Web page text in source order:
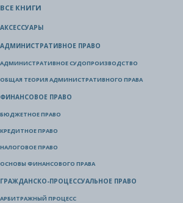
ВСЕ КНИГИ
АКСЕССУАРЫ
АДМИНИСТРАТИВНОЕ ПРАВО
АДМИНИСТРАТИВНОЕ СУДОПРОИЗВОДСТВО
ОБЩАЯ ТЕОРИЯ АДМИНИСТРАТИВНОГО ПРАВА
ФИНАНСОВОЕ ПРАВО
БЮДЖЕТНОЕ ПРАВО
КРЕДИТНОЕ ПРАВО
НАЛОГОВОЕ ПРАВО
ОСНОВЫ ФИНАНСОВОГО ПРАВА
ГРАЖДАНСКО-ПРОЦЕССУАЛЬНОЕ ПРАВО
АРБИТРАЖНЫЙ ПРОЦЕСС